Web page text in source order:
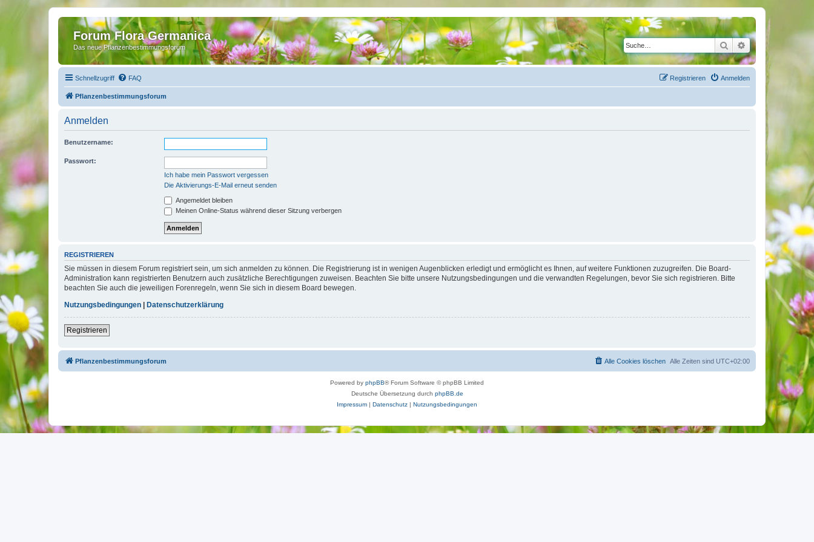
Forum Flora Germanica
Das neue Pflanzenbestimmungsforum SucheErweiterte Suche
Schnellzugriff FAQ Anmelden
Registrieren
Pflanzenbestimmungsforum
Anmelden
Benutzername:
Passwort:
Ich habe mein Passwort vergessen
Die Aktivierungs-E-Mail erneut senden
Angemeldet bleiben
Meinen Online-Status während dieser Sitzung verbergen
REGISTRIEREN
Sie müssen in diesem Forum registriert sein, um sich anmelden zu können. Die Registrierung ist in wenigen Augenblicken erledigt und ermöglicht es Ihnen, auf weitere Funktionen zuzugreifen. Die Board-
Administration kann registrierten Benutzern auch zusätzliche Berechtigungen zuweisen. Beachten Sie bitte unsere Nutzungsbedingungen und die verwandten Regelungen, bevor Sie sich registrieren. Bitte
beachten Sie auch die jeweiligen Forenregeln, wenn Sie sich in diesem Board bewegen.
Nutzungsbedingungen
Datenschutzerklärung
Registrieren
Pflanzenbestimmungsforum Alle Zeiten sind UTC+02:00
Alle Cookies löschen
Powered by phpBB® Forum Software © phpBB Limited
Deutsche Übersetzung durch phpBB.de
Impressum | Datenschutz | Nutzungsbedingungen